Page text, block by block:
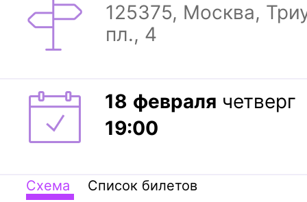
125375, Москва,
пл., 4
18 февраля четверг
19:00
Схема Список билетов